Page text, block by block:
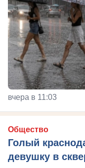
вчера в 11:03
Общество
Голый
девушку в